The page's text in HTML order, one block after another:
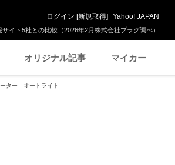
イト5社との比較（2026年2月株式会社プラグ調べ）
ログイン [新規取得] Yahoo! JAPAN
オリジナル記事 マイカー
ター オートライト